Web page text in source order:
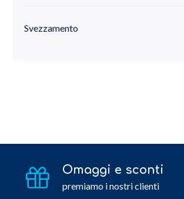
Svezzamento
Omaggi e sconti
premiamo i nostri clienti